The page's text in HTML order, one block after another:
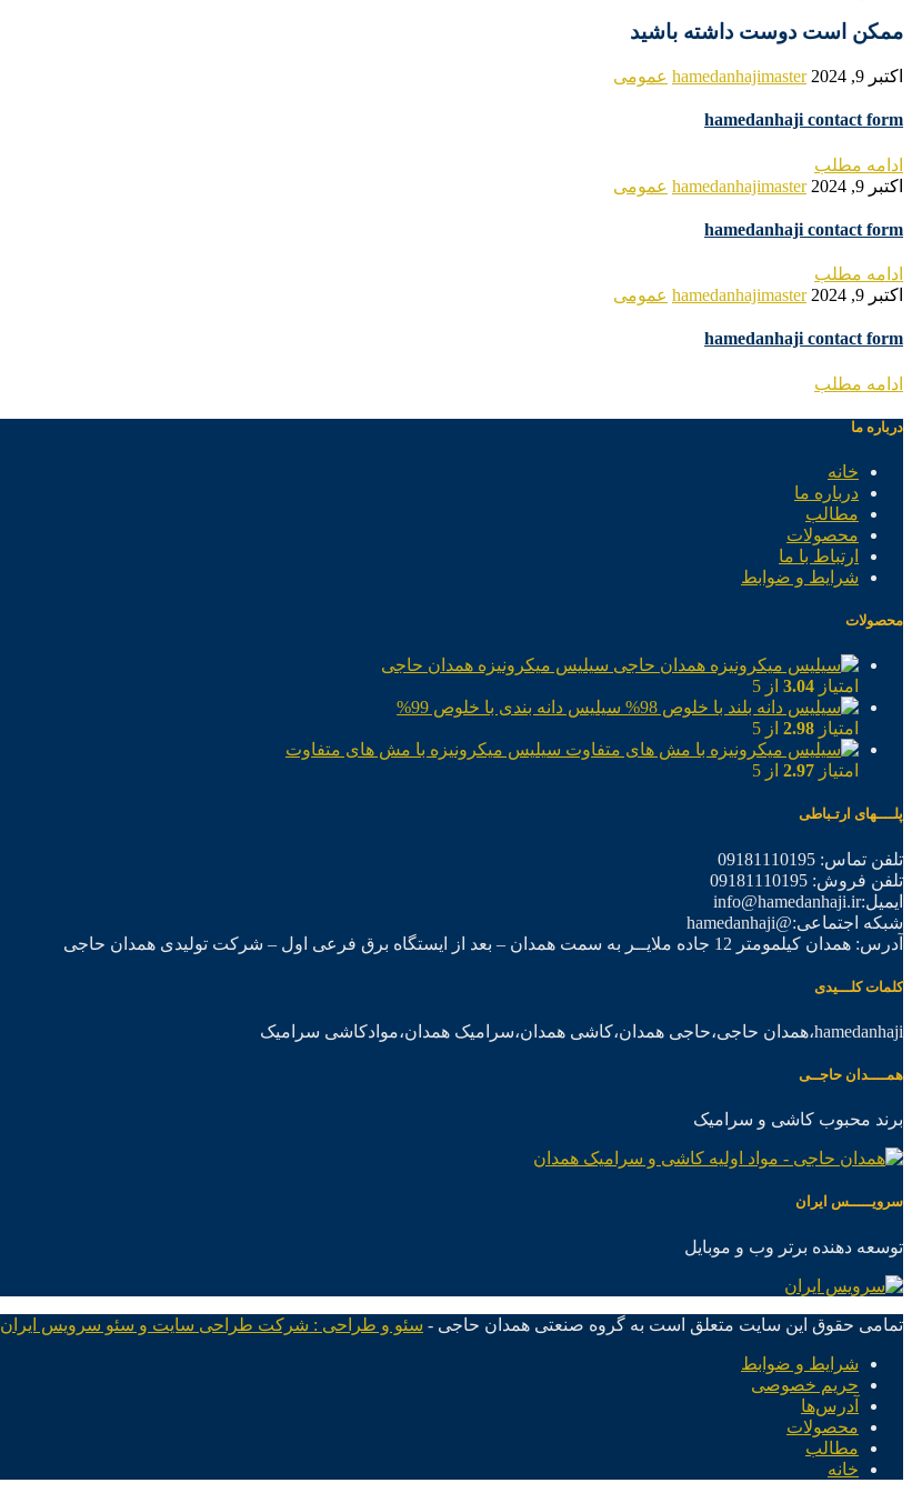
ممکن است دوست داشته باشید
اکتبر 9, 2024 hamedanhajimaster عمومی
hamedanhaji contact form
ادامه مطلب
اکتبر 9, 2024
hamedanhajimaster عمومی
hamedanhaji contact form
ادامه مطلب
اکتبر 9, 2024
hamedanhajimaster عمومی
hamedanhaji contact form
ادامه مطلب
درباره ما
خانه
درباره ما
مطالب
محصولات
ارتباط با ما
شرایط و ضوابط
محصولات
سیلیس میکرونیزه همدان حاجی
امتیاز 3.04 از 5
سیلیس دانه بندی با خلوص 99%
امتیاز 2.98 از 5
سیلیس میکرونیزه با مش های متفاوت
امتیاز 2.97 از 5
پلــــهای ارتـباطی
تلفن تماس: 09181110195
تلفن فروش: 09181110195
ایمیل:info@hamedanhaji.ir
شبکه اجتماعی:@hamedanhaji
آدرس: همدان کیلمومتر 12 جاده ملایــر به سمت همدان – بعد از ایستگاه برق فرعی اول – شرکت تولیدی همدان حاجی
کلمات کلـــیدی
hamedanhaji،همدان حاجی،حاجی همدان،کاشی همدان،سرامیک همدان،موادکاشی سرامیک
همــــدان حاجــی
برند محبوب کاشی و سرامیک
سرویـــــس ایران
توسعه دهنده برتر وب و موبایل
تمامی حقوق این سایت متعلق است به گروه صنعتی همدان حاجی - سئو و طراحی : شرکت طراحی سایت و سئو سرویس ایران
شرایط و ضوابط
حریم خصوصی
آدرس‌ها
محصولات
مطالب
خانه